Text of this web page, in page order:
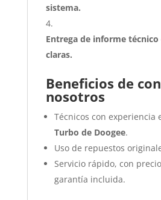
sistema.
Entrega de informe
claras.
Beneficios de
nosotros
Técnicos con experiencia
Turbo de Doogee.
Uso de repuestos
Servicio rápido, con
garantía incluida.